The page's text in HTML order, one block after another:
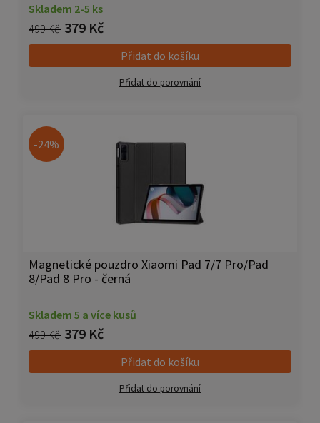
Skladem 2-5 ks
499 Kč 379 Kč
Přidat do košíku
Přidat do porovnání
-24%
Magnetické pouzdro Xiaomi Pad 7/7 Pro/Pad
8/Pad 8 Pro - černá
Skladem 5 a více kusů
499 Kč 379 Kč
Přidat do košíku
Přidat do porovnání